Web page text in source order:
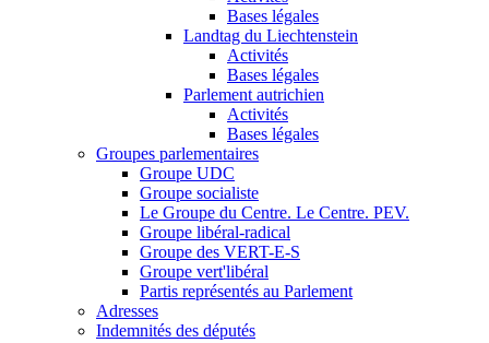
Bases légales
Landtag du Liechtenstein
Activités
Bases légales
Parlement autrichien
Activités
Bases légales
Groupes parlementaires
Groupe UDC
Groupe socialiste
Le Groupe du Centre. Le Centre. PEV.
Groupe libéral-radical
Groupe des VERT-E-S
Groupe vert'libéral
Partis représentés au Parlement
Adresses
Indemnités des députés